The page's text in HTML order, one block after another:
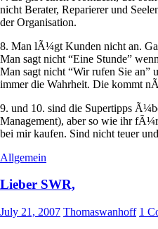
nicht Berater, Reparierer und
der Organisation.
8. Man lÃ¼gt Kunden nicht an.
Man sagt nicht “Eine Stunde”
Man sagt nicht “Wir rufen Sie an”
immer die Wahrheit. Die kommt
9. und 10. sind die Supertipps
Management), aber so wie ihr
bei mir kaufen. Sind nicht teuer
Allgemein
Lieber SWR,
July 21, 2007 Thomaswanhoff 1